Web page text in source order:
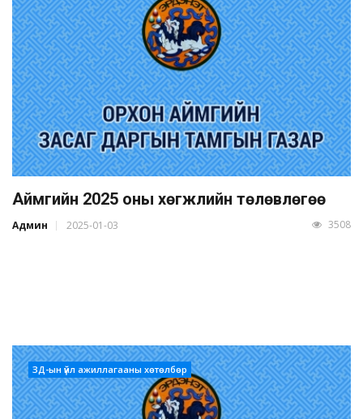
Аймгийн 2025 оны хөгжлийн төлөвлөгөө
Админ 2025-01-03 3508
ЗД-ын үйл ажиллагааны хөтөлбөр